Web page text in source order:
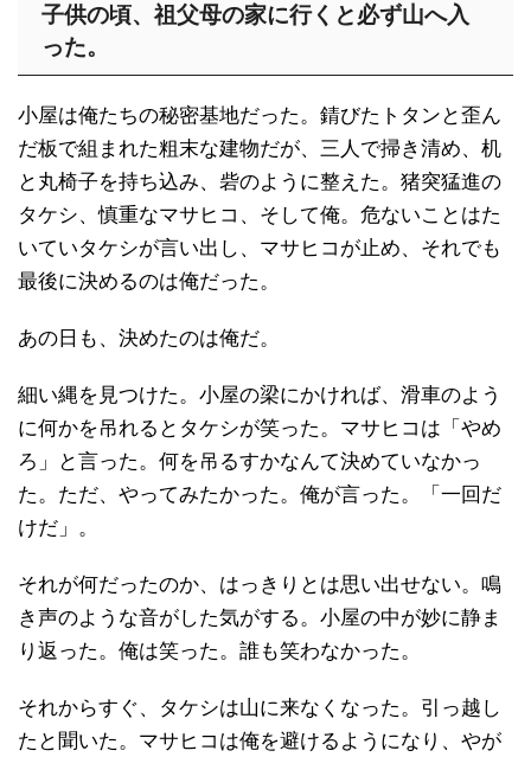
子供の頃、祖父母の家に行くと必ず山へ入
った。
小屋は俺たちの秘密基地だった。錆びたトタンと歪ん
だ板で組まれた粗末な建物だが、三人で掃き清め、机
と丸椅子を持ち込み、砦のように整えた。猪突猛進の
タケシ、慎重なマサヒコ、そして俺。危ないことはた
いていタケシが言い出し、マサヒコが止め、それでも
最後に決めるのは俺だった。
あの日も、決めたのは俺だ。
細い縄を見つけた。小屋の梁にかければ、滑車のよう
に何かを吊れるとタケシが笑った。マサヒコは「やめ
ろ」と言った。何を吊るすかなんて決めていなかっ
た。ただ、やってみたかった。俺が言った。「一回だ
けだ」。
それが何だったのか、はっきりとは思い出せない。鳴
き声のような音がした気がする。小屋の中が妙に静ま
り返った。俺は笑った。誰も笑わなかった。
それからすぐ、タケシは山に来なくなった。引っ越し
たと聞いた。マサヒコは俺を避けるようになり、やが